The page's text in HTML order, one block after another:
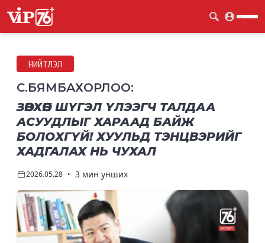
НИЙТЛЭЛ
С.БЯМБАХОРЛОО:
ЗӨВХӨН ШҮГЭЛ ҮЛЭЭГЧ ТАЛДАА
АСУУДЛЫГ ХАРААД БАЙЖ
БОЛОХГҮЙ! ХУУЛЬД ТЭНЦВЭРИЙГ
ХАДГАЛАХ НЬ ЧУХАЛ
2026.05.28 • 3 мин унших